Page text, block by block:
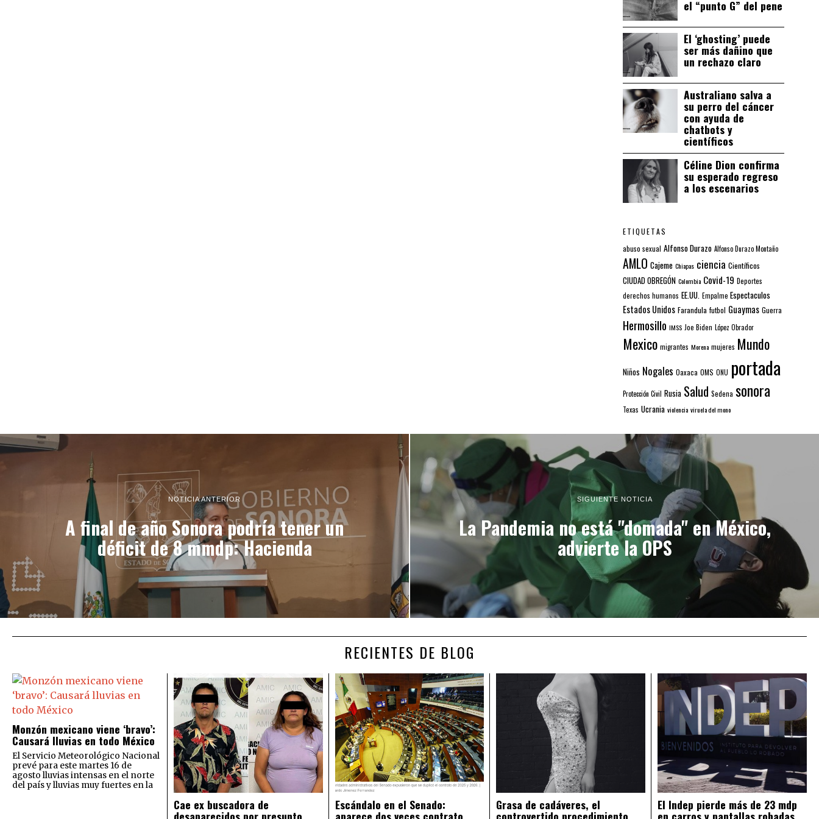
el “punto G” del pene
El ‘ghosting’ puede
ser más dañino que
un rechazo claro
Australiano salva a
su perro del cáncer
con ayuda de
chatbots y
científicos
Céline Dion confirma
su esperado regreso
a los escenarios
ETIQUETAS
abuso sexual Alfonso Durazo Alfonso Durazo Montaño
AMLO Cajeme Chiapas ciencia Científicos
CIUDAD OBREGÓN Colombia Covid-19 Deportes
derechos humanos EE.UU. Empalme Espectaculos
Estados Unidos Farandula futbol Guaymas Guerra
Hermosillo IMSS Joe Biden López Obrador
Mexico migrantes Morena mujeres Mundo
Niños Nogales Oaxaca OMS ONU portada
Protección Civil Rusia Salud Sedena sonora
Texas Ucrania violencia viruela del mono
NOTICIA ANTERIOR
A final de año Sonora podría tener un
déficit de 8 mmdp: Hacienda
SIGUIENTE NOTICIA
La Pandemia no está "domada" en México,
advierte la OPS
RECIENTES DE BLOG
Monzón mexicano viene ‘bravo’:
Causará lluvias en todo México
El Servicio Meteorológico Nacional
prevé para este martes 16 de
agosto lluvias intensas en el norte
del país y lluvias muy fuertes en la
Cae ex buscadora de
desaparecidos por presunto
Escándalo en el Senado:
aparece dos veces contrato
Grasa de cadáveres, el
controvertido procedimiento
El Indep pierde más de 23 mdp
en carros y pantallas robadas